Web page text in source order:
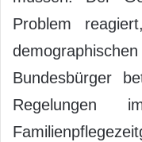
Problem
Bundesbürger
Regelungen